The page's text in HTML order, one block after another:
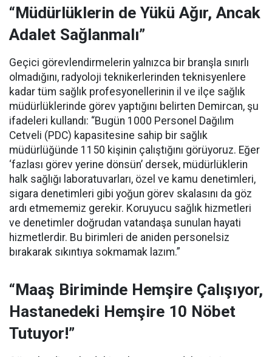
“Müdürlüklerin de Yükü Ağır, Ancak
Adalet Sağlanmalı”
Geçici görevlendirmelerin yalnızca bir branşla sınırlı
olmadığını, radyoloji teknikerlerinden teknisyenlere
kadar tüm sağlık profesyonellerinin il ve ilçe sağlık
müdürlüklerinde görev yaptığını belirten Demircan, şu
ifadeleri kullandı: “Bugün 1000 Personel Dağılım
Cetveli (PDC) kapasitesine sahip bir sağlık
müdürlüğünde 1150 kişinin çalıştığını görüyoruz. Eğer
‘fazlası görev yerine dönsün’ dersek, müdürlüklerin
halk sağlığı laboratuvarları, özel ve kamu denetimleri,
sigara denetimleri gibi yoğun görev skalasını da göz
ardı etmememiz gerekir. Koruyucu sağlık hizmetleri
ve denetimler doğrudan vatandaşa sunulan hayati
hizmetlerdir. Bu birimleri de aniden personelsiz
bırakarak sıkıntıya sokmamak lazım.”
“Maaş Biriminde Hemşire Çalışıyor,
Hastanedeki Hemşire 10 Nöbet
Tutuyor!”